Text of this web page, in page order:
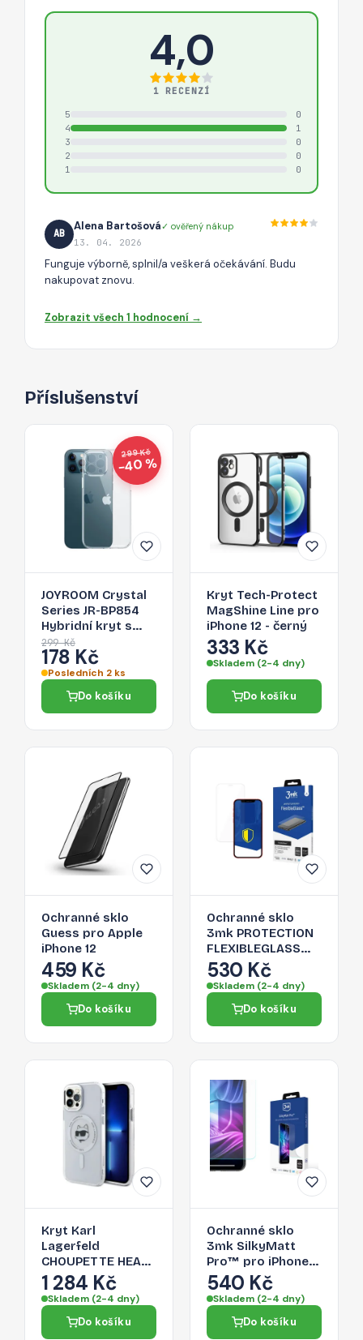
4,0
1 RECENZÍ
5
0
4
1
3
0
2
0
1
0
AB
Alena Bartošová✓ ověřený nákup
13. 04. 2026
Funguje výborně, splnil/a veškerá očekávání. Budu
nakupovat znovu.
Zobrazit všech 1 hodnocení →
Příslušenství
299 Kč
−40 %
JOYROOM Crystal
Series JR-BP854
Hybridní kryt s
ochranou kamery
pro iPhone 12, čirý
299 Kč
178 Kč
Posledních 2 ks
Do košíku
Kryt Tech-Protect
MagShine Line pro
iPhone 12 - černý
333 Kč
Skladem (2-4 dny)
Do košíku
Ochranné sklo
Guess pro Apple
iPhone 12
459 Kč
Skladem (2-4 dny)
Do košíku
Ochranné sklo
3mk PROTECTION
FLEXIBLEGLASS™
pro iPhone 12 /
iPhone 12 Pro -
transparentní
(flexibilní hybridní)
530 Kč
Skladem (2-4 dny)
Do košíku
Kryt Karl
Lagerfeld
CHOUPETTE HEAD
pro iPhone 12 - bílý
1 284 Kč
Skladem (2-4 dny)
Do košíku
Ochranné sklo
3mk SilkyMatt
Pro™ pro iPhone
12 / iPhone 12 Pro -
matné
540 Kč
Skladem (2-4 dny)
Do košíku